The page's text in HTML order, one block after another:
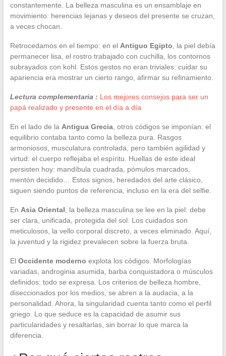
constantemente. La belleza masculina es un ensamblaje en
movimiento: herencias lejanas y deseos del presente se cruzan,
a veces chocan.
Retrocedamos en el tiempo: en el Antiguo Egipto , la piel debía
permanecer lisa, el rostro trabajado con cuchilla, los contornos
subrayados con kohl. Estos gestos no eran triviales: cuidar su
apariencia era mostrar un cierto rango, afirmar su refinamiento.
Lectura complementaria : Los mejores consejos para ser un
papá realizado y presente en el día a día
En el lado de la Antigua Grecia, otros códigos se imponían: el
equilibrio contaba tanto como la belleza pura. Rasgos
armoniosos, musculatura controlada, pero también agilidad y
virtud: el cuerpo reflejaba el espíritu. Huellas de este ideal
persisten hoy: mandíbula cuadrada, pómulos marcados,
mentón decidido… Estos signos, heredados del arte clásico,
siguen siendo puntos de referencia, incluso en la era del selfie.
En Asia Oriental , la belleza masculina se lee en la piel: debe
ser clara, unificada, protegida del sol. Los cuidados son
meticulosos, la vello corporal discreto, a veces eliminado. Aquí,
la juventud y la rigidez prevalecen sobre la fuerza bruta.
El Occidente moderno explota los códigos. Morfologías
variadas, androginia asumida, barba conquistadora o músculos
definidos: todo se expresa. Los criterios de belleza hombre,
diseccionados por los medios, se abren a la audacia, a la
personalidad. Ahora, la singularidad cuenta tanto como el perfil
griego. Lo que seduce es la capacidad de asumir sus
particularidades y resaltarlas, sin borrar lo que marca la
diferencia.